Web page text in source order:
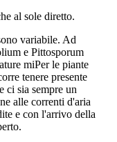
al sole diretto.
variabile. Ad
e Pittosporum
miPer le piante
tenere presente
ci sia sempre un
alle correnti d'aria
e con l'arrivo della